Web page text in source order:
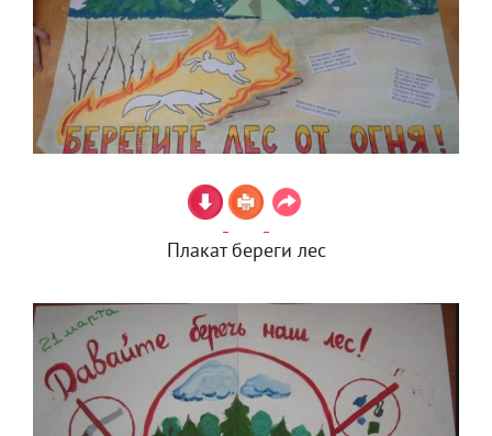
Плакат береги лес